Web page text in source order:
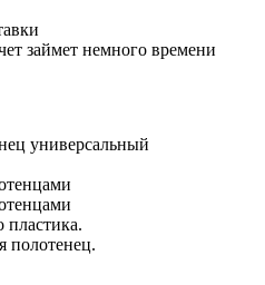
займет немного времени
универсальный
пластика.
полотенец.